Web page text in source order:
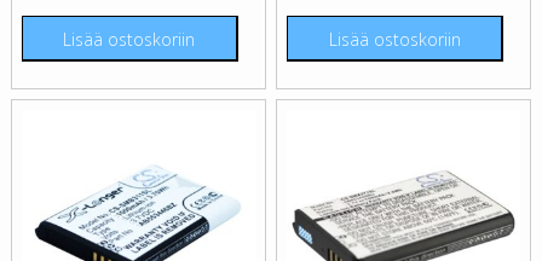
Lisää ostoskoriin Lisää ostoskoriin